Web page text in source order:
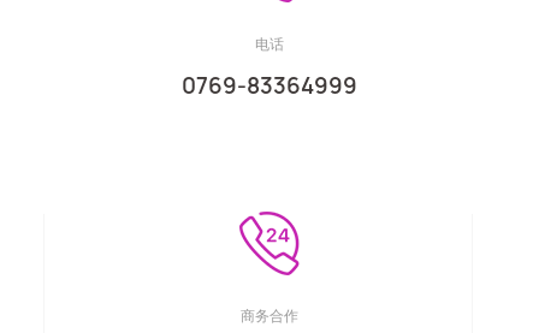
电话
0769-83364999
商务合作